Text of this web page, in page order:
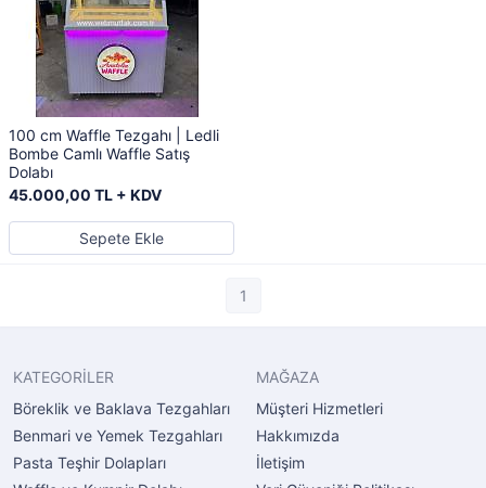
100 cm Waffle Tezgahı | Ledli
Bombe Camlı Waffle Satış
Dolabı
45.000,00 TL + KDV
Sepete Ekle
1
KATEGORİLER
Böreklik ve Baklava Tezgahları
Benmari ve Yemek Tezgahları
Pasta Teşhir Dolapları
MAĞAZA
Müşteri Hizmetleri
Hakkımızda
İletişim